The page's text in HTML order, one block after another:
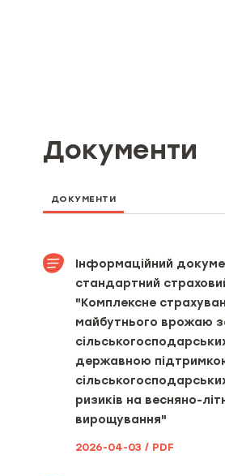
Документи
ДОКУМЕНТИ
Інформаційний
стандартний
"Комплексне
майбутнього врожаю
державною
ризиків на весняно-
вирощування"
2026-04-03 / PDF